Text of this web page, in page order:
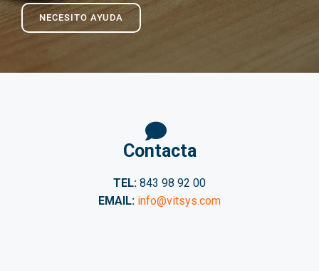
NECESITO AYUDA
Contacta
TEL: 843 98 92 00
EMAIL: info@vitsys.com